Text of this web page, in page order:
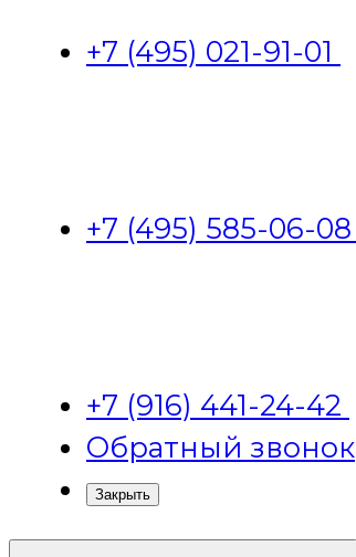
+7 (495) 021-91-01
+7 (495) 585-06-08
+7 (916) 441-24-42
Обратный звонок
Закрыть